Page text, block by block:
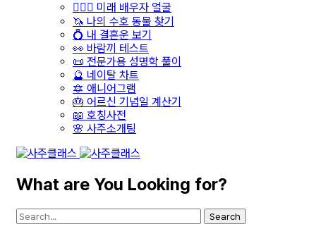
👩‍❤️‍👨 미래 배우자 얼굴
🦄 나의 수호 동물 찾기
💍 내 결혼운 보기
👀 바람끼 테스트
📜 전문가용 성명학 풀이
🔮 네이탈 차트
🔯 애니어그램
🎂 어르신 기념일 계산기
📖 호칭사전
🌸 사주소개팅
What are You Looking for?
Search